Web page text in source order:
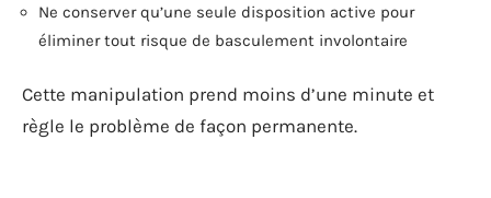
Ne conserver qu’une seule disposition active pour
éliminer tout risque de basculement involontaire
Cette manipulation prend moins d’une minute et
règle le problème de façon permanente.